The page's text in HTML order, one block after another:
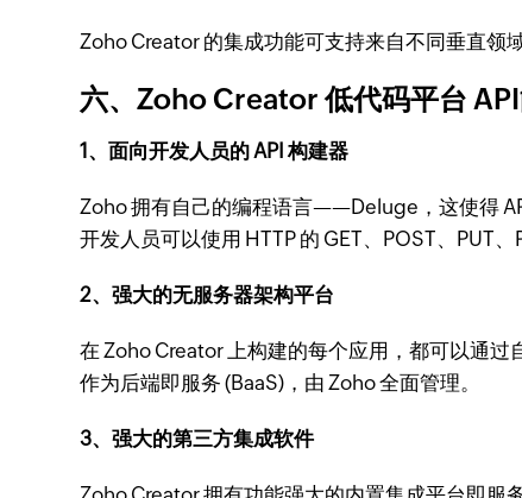
Zoho Creator 的集成功能可支持来自不同垂直领
六、Zoho Creator 低代码平台
1、面向开发人员的 API 构建器
Zoho 拥有自己的编程语言——Deluge，这使得
开发人员可以使用 HTTP 的 GET、POST、PUT、
2、强大的无服务器架构平台
在 Zoho Creator 上构建的每个应用，都可以通过
作为后端即服务 (BaaS)，由 Zoho 全面管理。
3、强大的第三方集成软件